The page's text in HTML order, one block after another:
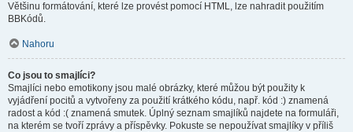
Většinu formátování, které lze provést pomocí HTML, lze nahradit použitím
BBKódů.
Nahoru
Co jsou to smajlíci?
Smajlíci nebo emotikony jsou malé obrázky, které můžou být použity k
vyjádření pocitů a vytvořeny za použití krátkého kódu, např. kód :) znamená
radost a kód :( znamená smutek. Úplný seznam smajlíků najdete na formuláři,
na kterém se tvoří zprávy a příspěvky. Pokuste se nepoužívat smajlíky v příliš